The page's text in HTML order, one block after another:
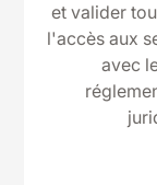
et valider
l'accès aux
avec